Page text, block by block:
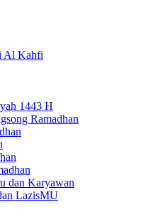
Al Kahfi
1443 H
Ramadhan
dan Karyawan
LazisMU